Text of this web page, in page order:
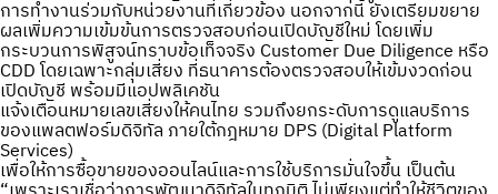
การทำงานร่วมกับหน่วยงานที่เกี่ยวข้อง นอกจากนี้ ยังเตรียมขยาย
ผลเพิ่มความเข้มข้นการตรวจสอบก่อนเปิดบัญชีใหม่ โดยเพิ่ม
กระบวนการพิสูจน์ทราบข้อเท็จจริง Customer Due Diligence หรือ
CDD โดยเฉพาะกลุ่มเสี่ยง ที่ธนาคารต้องตรวจสอบให้เข้มงวดก่อน
เปิดบัญชี พร้อมมีแอปพลิเคชัน
แจ้งเตือนหมายเลขเสี่ยงให้คนไทย รวมถึงยกระดับการดูแลบริการ
ของแพลตฟอร์มดิจิทัล ภายใต้กฎหมาย DPS (Digital Platform
Services)
เพื่อให้การซื้อขายของออนไลน์และการใช้บริการมั่นใจขึ้น เป็นต้น